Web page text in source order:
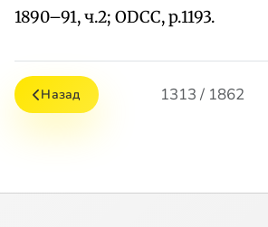
1890–91, ч.2; ODCC, p.1193.
Назад 1313 / 1862